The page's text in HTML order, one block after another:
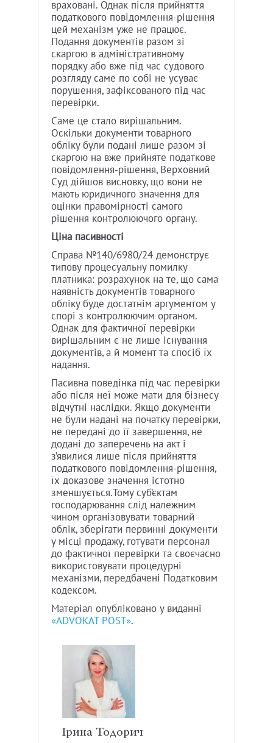
враховані. Однак після прийняття
податкового повідомлення-рішення
цей механізм уже не працює.
Подання документів разом зі
скаргою в адміністративному
порядку або вже під час судового
розгляду саме по собі не усуває
порушення, зафіксованого під час
перевірки.
Саме це стало вирішальним.
Оскільки документи товарного
обліку були подані лише разом зі
скаргою на вже прийняте податкове
повідомлення-рішення, Верховний
Суд дійшов висновку, що вони не
мають юридичного значення для
оцінки правомірності самого
рішення контролюючого органу.
Ціна пасивності
Справа №140/6980/24 демонструє
типову процесуальну помилку
платника: розрахунок на те, що сама
наявність документів товарного
обліку буде достатнім аргументом у
спорі з контролюючим органом.
Однак для фактичної перевірки
вирішальним є не лише існування
документів, а й момент та спосіб їх
надання.
Пасивна поведінка під час перевірки
або після неї може мати для бізнесу
відчутні наслідки. Якщо документи
не були надані на початку перевірки,
не передані до її завершення, не
додані до заперечень на акт і
з’явилися лише після прийняття
податкового повідомлення-рішення,
їх доказове значення істотно
зменшується.Тому суб’єктам
господарювання слід належним
чином організовувати товарний
облік, зберігати первинні документи
у місці продажу, готувати персонал
до фактичної перевірки та своєчасно
використовувати процедурні
механізми, передбачені Податковим
кодексом.
Матеріал опубліковано у виданні
«ADVOKAT POST».
Ірина Тодорич